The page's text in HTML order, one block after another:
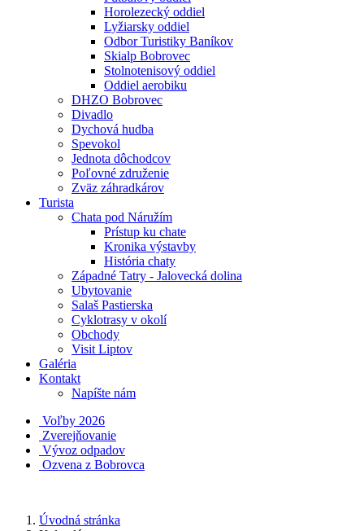
Horolezecký oddiel
Lyžiarsky oddiel
Odbor Turistiky Baníkov
Skialp Bobrovec
Stolnotenisový oddiel
Oddiel aerobiku
DHZO Bobrovec
Divadlo
Dychová hudba
Spevokol
Jednota dôchodcov
Poľovné združenie
Zväz záhradkárov
Turista
Chata pod Náružím
Prístup ku chate
Kronika výstavby
História chaty
Západné Tatry - Jalovecká dolina
Ubytovanie
Salaš Pastierska
Cyklotrasy v okolí
Obchody
Visit Liptov
Galéria
Kontakt
Napíšte nám
Voľby 2026
Zverejňovanie
Vývoz odpadov
Ozvena z Bobrovca
Úvodná stránka